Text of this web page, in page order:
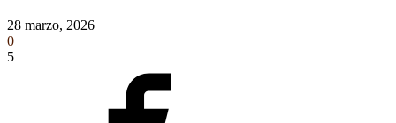
28 marzo, 2026
0
5